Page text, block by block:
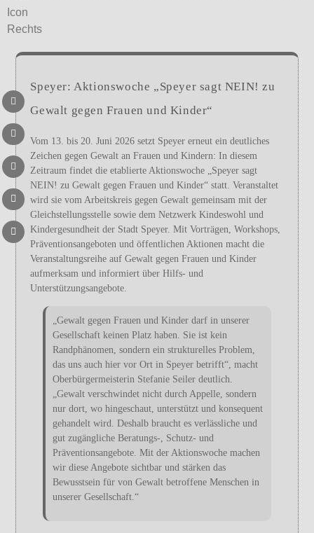
Speyer: Aktionswoche „Speyer sagt NEIN! zu
Gewalt gegen Frauen und Kinder“
Vom 13. bis 20. Juni 2026 setzt Speyer erneut ein deutliches
Zeichen gegen Gewalt an Frauen und Kindern: In diesem
Zeitraum findet die etablierte Aktionswoche „Speyer sagt
NEIN! zu Gewalt gegen Frauen und Kinder“ statt. Veranstaltet
wird sie vom Arbeitskreis gegen Gewalt gemeinsam mit der
Gleichstellungsstelle sowie dem Netzwerk Kindeswohl und
Kindergesundheit der Stadt Speyer. Mit Vorträgen, Workshops,
Präventionsangeboten und öffentlichen Aktionen macht die
Veranstaltungsreihe auf Gewalt gegen Frauen und Kinder
aufmerksam und informiert über Hilfs- und
Unterstützungsangebote.
„Gewalt gegen Frauen und Kinder darf in unserer
Gesellschaft keinen Platz haben. Sie ist kein
Randphänomen, sondern ein strukturelles Problem,
das uns auch hier vor Ort in Speyer betrifft“, macht
Oberbürgermeisterin Stefanie Seiler deutlich.
„Gewalt verschwindet nicht durch Appelle, sondern
nur dort, wo hingeschaut, unterstützt und konsequent
gehandelt wird. Deshalb braucht es verlässliche und
gut zugängliche Beratungs-, Schutz- und
Präventionsangebote. Mit der Aktionswoche machen
wir diese Angebote sichtbar und stärken das
Bewusstsein für von Gewalt betroffene Menschen in
unserer Gesellschaft.“